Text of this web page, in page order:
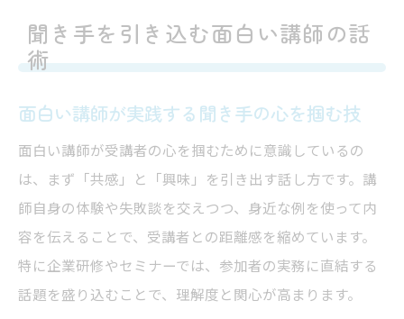
の極意
受講者が飽きない話し方の工夫とは
面白い講師が取り入れる飽きさせない話し
方
面白い講師のアイスブレイク活用テクニッ
ク
面白い講師が実践するクイズ形式の進行法
話のテンポを操る面白い講師の工夫とは
聞き手を引き込む面白い講師の話
術
面白い講師が実践する聞き手の心を掴む技
面白い講師が受講者の心を掴むために意識しているの
は、まず「共感」と「興味」を引き出す話し方です。講
師自身の体験や失敗談を交えつつ、身近な例を使って内
容を伝えることで、受講者との距離感を縮めています。
特に企業研修やセミナーでは、参加者の実務に直結する
話題を盛り込むことで、理解度と関心が高まります。